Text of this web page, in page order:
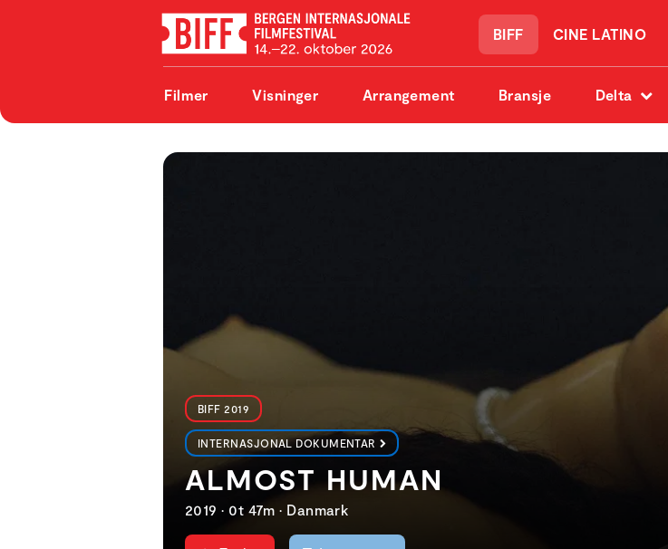
BIFF CINE LATINO
Filmer Visninger Arrangement Bransje Delta
BIFF 2019
INTERNASJONAL DOKUMENTAR
ALMOST HUMAN
2019 • 0t 47m • Danmark